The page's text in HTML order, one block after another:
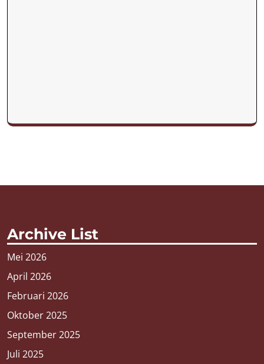
Archive List
Mei 2026
April 2026
Februari 2026
Oktober 2025
September 2025
Juli 2025